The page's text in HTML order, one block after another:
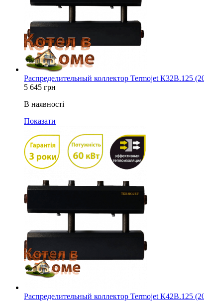
Распределительный коллектор Termojet К32В.125
5 645 грн
В наявності
Показати
Распределительный коллектор Termojet К42В.125